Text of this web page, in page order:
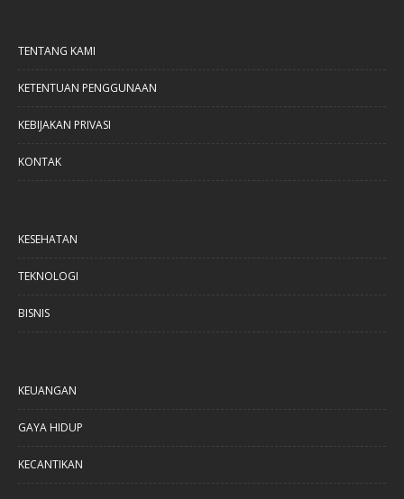
TENTANG KAMI
KETENTUAN PENGGUNAAN
KEBIJAKAN PRIVASI
KONTAK
KESEHATAN
TEKNOLOGI
BISNIS
KEUANGAN
GAYA HIDUP
KECANTIKAN